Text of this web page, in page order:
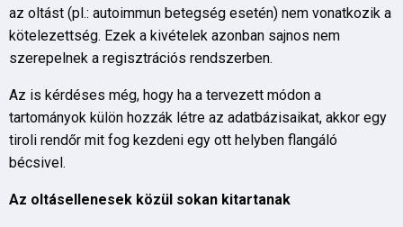
az oltást (pl.: autoimmun betegség esetén) nem vonatkozik a
kötelezettség. Ezek a kivételek azonban sajnos nem
szerepelnek a regisztrációs rendszerben.
Az is kérdéses még, hogy ha a tervezett módon a
tartományok külön hozzák létre az adatbázisaikat, akkor egy
tiroli rendőr mit fog kezdeni egy ott helyben flangáló
bécsivel.
Az oltásellenesek közül sokan kitartanak